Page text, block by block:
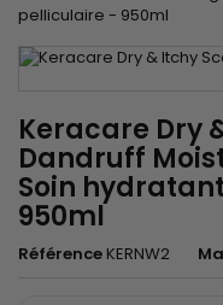
pelliculaire - 950ml
Keracare Dry
Dandruff
Soin
950ml
Référence KERNW2